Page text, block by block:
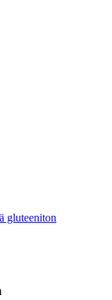
gluteeniton